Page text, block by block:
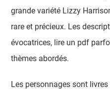
grande variété Lizzy
rare et précieux. Les
évocatrices, lire un pdf
thèmes abordés.
Les personnages sont